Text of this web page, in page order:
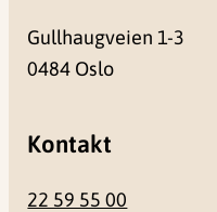
Gullhaugveien 1-3
0484 Oslo
Kontakt
22 59 55 00